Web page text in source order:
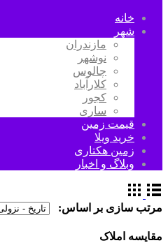
خانه
شهر
مازندران
نوشهر
چالوس
کلارآباد
کجور
ساری
قیمت زمین
خرید ویلا
زمین هکتاری
وبلاگ و اخبار
مرتب سازی بر اساس:
مقایسه املاک